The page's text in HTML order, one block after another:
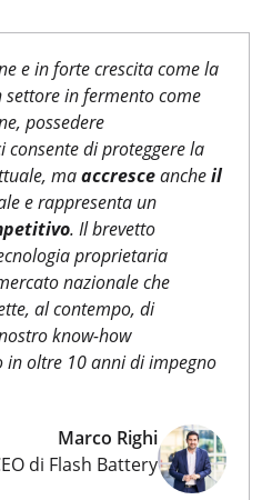
e in forte crescita come la
in fermento come
possedere
consente di proteggere la
maaccresceancheil
e rappresenta un
. Il brevetto
proprietaria
nazionale che
al contempo, di
know-how
oltre 10 anni di impegno
Marco Righi
di Flash Battery